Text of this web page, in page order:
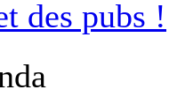
des pubs !